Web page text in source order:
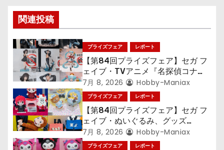
ゲ
ー
シ
ョ
ン
関連投稿
プライズフェア レポート
【第84回プライズフェア】セガ フ
ェイブ・TVアニメ『名探偵コナ
ン』TVアニメ『呪術廻戦』『〈物
語〉シリーズ』「初音ミク」
7月 8, 2026 Hobby-Maniax
プライズフェア レポート
【第84回プライズフェア】セガ フ
ェイブ・ぬいぐるみ、グッズ
『LiSA』『ミニオン』『おさるの
ジョージ』『ポケットモンスター』
7月 8, 2026 Hobby-Maniax
プライズフェア レポート